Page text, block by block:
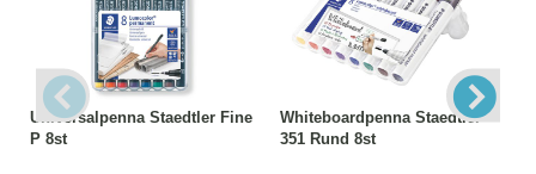
Universalpenna Staedtler Fine
P 8st
Whiteboardpenna Staedtler
351 Rund 8st